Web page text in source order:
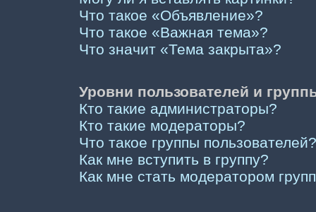
Что такое «Объявление»?
Что такое «Важная тема»?
Что значит «Тема закрыта»?
Уровни пользователей и
Кто такие администраторы?
Кто такие модераторы?
Что такое группы пользователей?
Как мне вступить в группу?
Как мне стать модератором